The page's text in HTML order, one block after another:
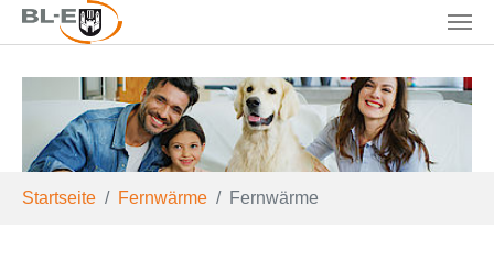
Skip to main content
Startseite Fernwärme Fernwärme